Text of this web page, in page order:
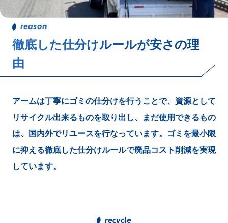
徹底した仕分けルールが安さの理
由
アームは丁寧にゴミの仕分けを行うことで、資源として
リサイクル出来るものを取り出し、まだ使用できるもの
は、国内外でリユースを行なっています。ゴミを最小限
に抑える徹底した仕分けルールで廃品コスト削減を実現
しています。